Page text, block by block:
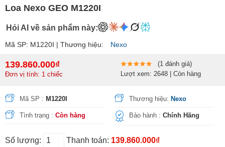
Loa Nexo GEO M1220I
Hỏi AI về sản phẩm này:
Mã SP: M1220I | Thương hiệu: Nexo
139.860.000₫
Đơn vị tính: 1 chiếc
(1 đánh giá)
Lượt xem: 2648 | Còn hàng
Mã SP : M1220I Thương hiệu: Nexo
Tình trạng : Còn hàng Bảo hành :Chính Hãng
Số lượng: Thanh toán: 139.860.000₫